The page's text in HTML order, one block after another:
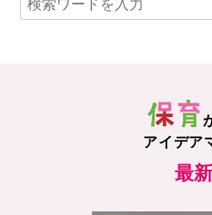
アイデア
最